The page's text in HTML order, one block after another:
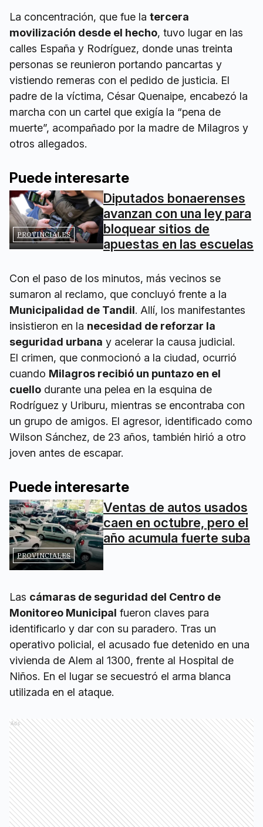
La concentración, que fue la tercera
movilización desde el hecho, tuvo lugar en las
calles España y Rodríguez, donde unas treinta
personas se reunieron portando pancartas y
vistiendo remeras con el pedido de justicia. El
padre de la víctima, César Quenaipe, encabezó la
marcha con un cartel que exigía la “pena de
muerte”, acompañado por la madre de Milagros y
otros allegados.
Puede interesarte
PROVINCIALES
Diputados bonaerenses
avanzan con una ley para
bloquear sitios de
apuestas en las escuelas
Con el paso de los minutos, más vecinos se
sumaron al reclamo, que concluyó frente a la
Municipalidad de Tandil. Allí, los manifestantes
insistieron en la necesidad de reforzar la
seguridad urbana y acelerar la causa judicial.
El crimen, que conmocionó a la ciudad, ocurrió
cuando Milagros recibió un puntazo en el
cuello durante una pelea en la esquina de
Rodríguez y Uriburu, mientras se encontraba con
un grupo de amigos. El agresor, identificado como
Wilson Sánchez, de 23 años, también hirió a otro
joven antes de escapar.
Puede interesarte
PROVINCIALES
Ventas de autos usados
caen en octubre, pero el
año acumula fuerte suba
Las cámaras de seguridad del Centro de
Monitoreo Municipal fueron claves para
identificarlo y dar con su paradero. Tras un
operativo policial, el acusado fue detenido en una
vivienda de Alem al 1300, frente al Hospital de
Niños. En el lugar se secuestró el arma blanca
utilizada en el ataque.
Ads